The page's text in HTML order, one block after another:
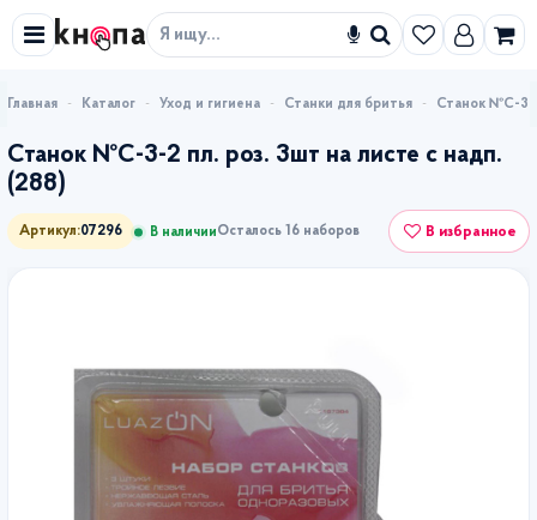
Искать
Каталог Уход и гигиена Станки для бритья Станок №С-3-
Станок №С-3-2 пл. роз. 3шт на листе с надп.
(288)
Артикул:07296 В наличииОсталось 16 наборов В избранное